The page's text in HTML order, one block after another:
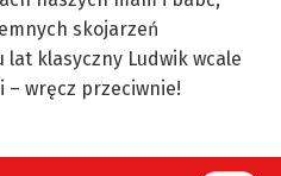
skojarzeń
lat klasyczny Ludwik wcale
– wręcz przeciwnie!